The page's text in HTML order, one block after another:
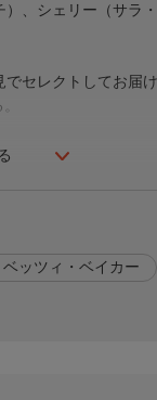
、シェリー（サラ
セレクトしてお届
次々と復活し、不
ベッツィ・ベイカー